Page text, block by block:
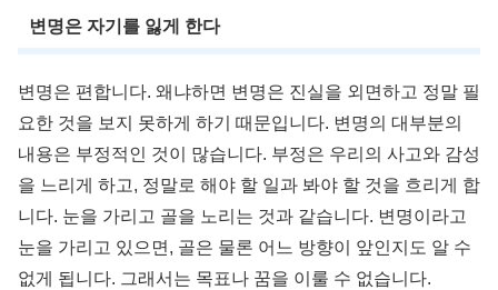
변명은 자기를 잃게 한다
변명은 편합니다. 왜냐하면 변명은 진실을 외면하고 정말 필
요한 것을 보지 못하게 하기 때문입니다. 변명의 대부분의
내용은 부정적인 것이 많습니다. 부정은 우리의 사고와 감성
을 느리게 하고, 정말로 해야 할 일과 봐야 할 것을 흐리게 합
니다. 눈을 가리고 골을 노리는 것과 같습니다. 변명이라고
눈을 가리고 있으면, 골은 물론 어느 방향이 앞인지도 알 수
없게 됩니다. 그래서는 목표나 꿈을 이룰 수 없습니다.